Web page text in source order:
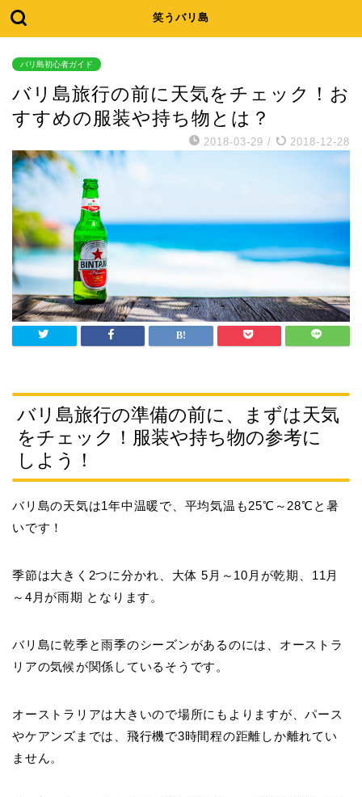
笑うバリ島
バリ島初心者ガイド
バリ島旅行の前に天気をチェック！お
すすめの服装や持ち物とは？
2018-03-29 / 2018-12-28
バリ島旅行の準備の前に、まずは天気
をチェック！服装や持ち物の参考に
しよう！
バリ島の天気は1年中温暖で、平均気温も25℃～28℃と暑
いです！
季節は大きく2つに分かれ、大体5月～10月が乾期、11月
～4月が雨期 となります。
バリ島に乾季と雨季のシーズンがあるのには、オーストラ
リアの気候が関係しているそうです。
オーストラリアは大きいので場所にもよりますが、パース
やケアンズまでは、飛行機で3時間程の距離しか離れてい
ません。